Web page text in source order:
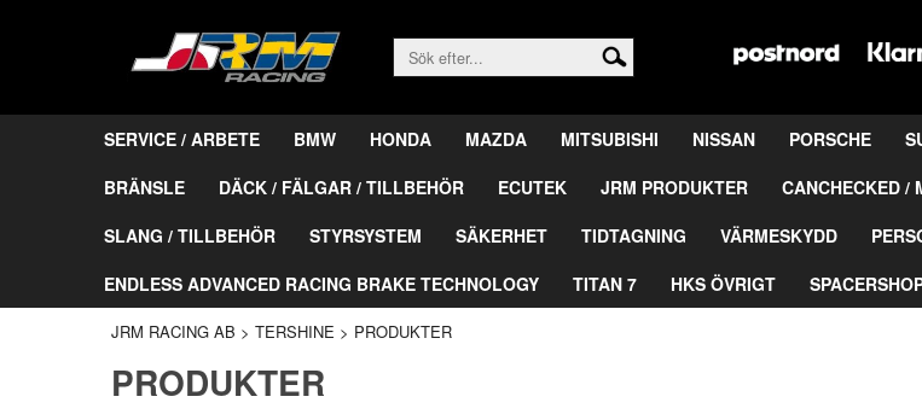
SERVICE / ARBETE BMW HONDA MAZDA MITSUBISHI NISSAN PORSCHE
BRÄNSLE
DÄCK / FÄLGAR / TILLBEHÖR ECUTEK JRM PRODUKTER CANCHECKED /
SLANG / TILLBEHÖR
STYRSYSTEM SÄKERHET TIDTAGNING VÄRMESKYDD
ENDLESS ADVANCED RACING BRAKE TECHNOLOGY
TITAN 7 HKS ÖVRIGT
JRM RACING AB > TERSHINE > PRODUKTER
PRODUKTER